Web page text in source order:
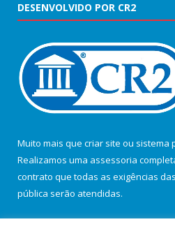
DESENVOLVIDO POR CR2
Muito mais que criar site ou sistema
Realizamos uma assessoria
contrato que todas as exigências das
pública serão atendidas.